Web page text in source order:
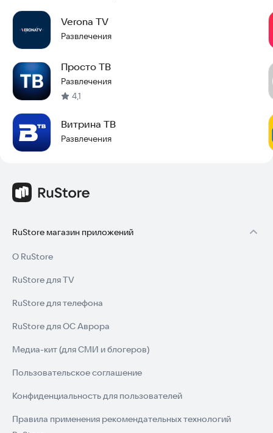
Verona TV
Развлечения
Просто ТВ
Развлечения
4,1
Витрина ТВ
Развлечения
RuStore магазин приложений
О RuStore
RuStore для TV
RuStore для телефона
RuStore для ОС Аврора
Медиа-кит (для СМИ и блогеров)
Пользовательское соглашение
Конфиденциальность для пользователей
Правила применения рекомендательных технологий